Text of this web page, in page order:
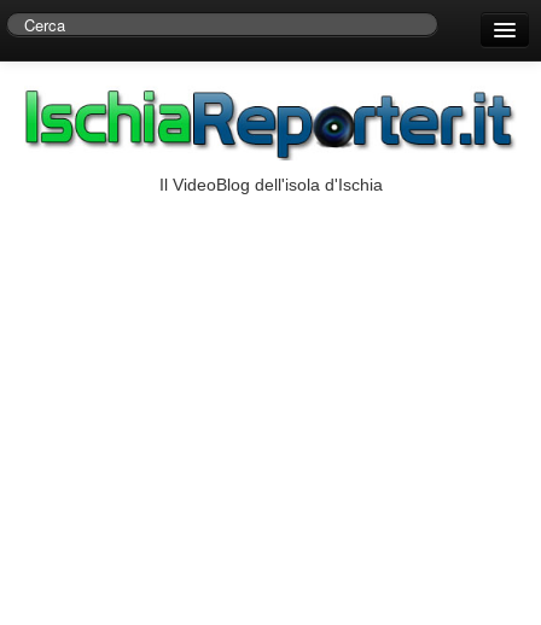
Centro di Ricerche Storiche D’Ambra
Il VideoBlog dell'isola d'Ischia